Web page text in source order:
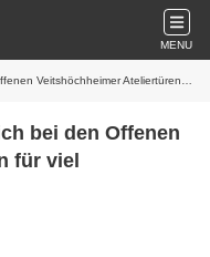
MENU
Ateliertüren für viel beeindruckendes Neues
bei den Offenen
für viel